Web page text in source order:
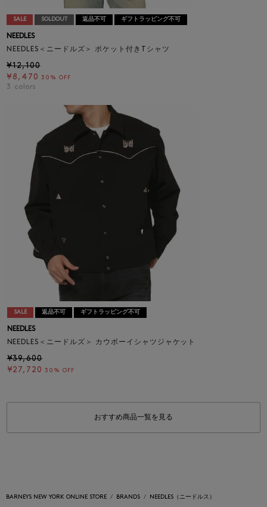
SALE SOLDOUT 返品不可 ギフトラッピング不可
NEEDLES
NEEDLES＜ニードルズ＞ ポケット付きTシャツ
¥12,100
¥8,470 30% OFF
3 colors
SALE 返品不可 ギフトラッピング不可
NEEDLES
NEEDLES＜ニードルズ＞ カウボーイシャツジャケット
¥39,600
¥27,720 30% OFF
おすすめ商品一覧を見る
BARNEYS NEW YORK ONLINE STORE BRANDS NEEDLES（ニードルス）